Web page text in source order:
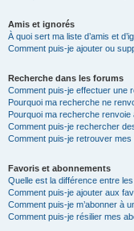
Amis et ignorés
À quoi sert ma liste d’amis et
Comment puis-je ajouter ou
Recherche dans les forums
Comment puis-je effectuer une
Pourquoi ma recherche ne
Pourquoi ma recherche renvoie
Comment puis-je rechercher
Comment puis-je retrouver
Favoris et abonnements
Quelle est la différence entre
Comment puis-je ajouter aux
Comment puis-je m’abonner à
Comment puis-je résilier mes